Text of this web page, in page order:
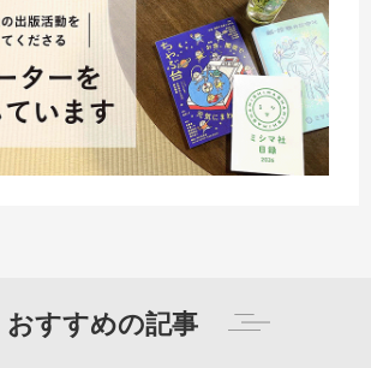
おすすめの記事